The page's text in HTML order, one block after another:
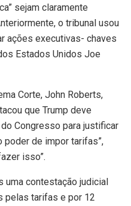
sejam claramente
o tribunal usou
ações executivas- chaves
Estados Unidos Joe
Corte, John Roberts,
que Trump deve
Congresso para justificar
poder de impor tarifas”,
isso”.
uma contestação judicial
pelas tarifas e por 12